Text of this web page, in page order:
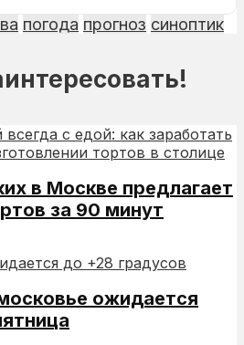
погода прогноз синоптик
в Москве предлагает
за 90 минут
ожидается